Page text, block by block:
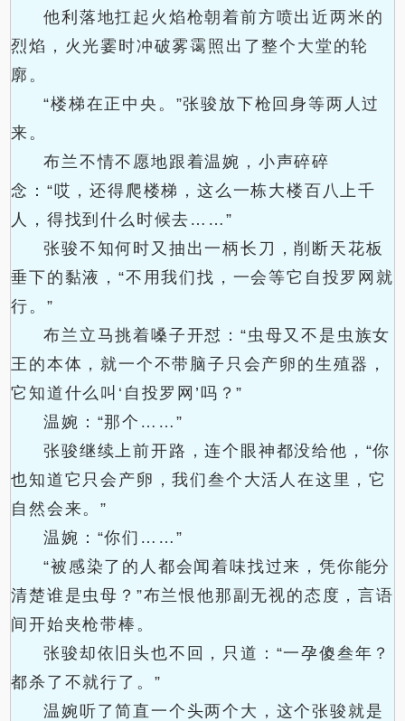
他利落地扛起火焰枪朝着前方喷出近两米的
烈焰，火光霎时冲破雾霭照出了整个大堂的轮
廓。
“楼梯在正中央。”张骏放下枪回身等两人过
来。
布兰不情不愿地跟着温婉，小声碎碎
念：“哎，还得爬楼梯，这么一栋大楼百八上千
人，得找到什么时候去……”
张骏不知何时又抽出一柄长刀，削断天花板
垂下的黏液，“不用我们找，一会等它自投罗网就
行。”
布兰立马挑着嗓子开怼：“虫母又不是虫族女
王的本体，就一个不带脑子只会产卵的生殖器，
它知道什么叫‘自投罗网’吗？”
温婉：“那个……”
张骏继续上前开路，连个眼神都没给他，“你
也知道它只会产卵，我们叁个大活人在这里，它
自然会来。”
温婉：“你们……”
“被感染了的人都会闻着味找过来，凭你能分
清楚谁是虫母？”布兰恨他那副无视的态度，言语
间开始夹枪带棒。
张骏却依旧头也不回，只道：“一孕傻叁年？
都杀了不就行了。”
温婉听了简直一个头两个大，这个张骏就是